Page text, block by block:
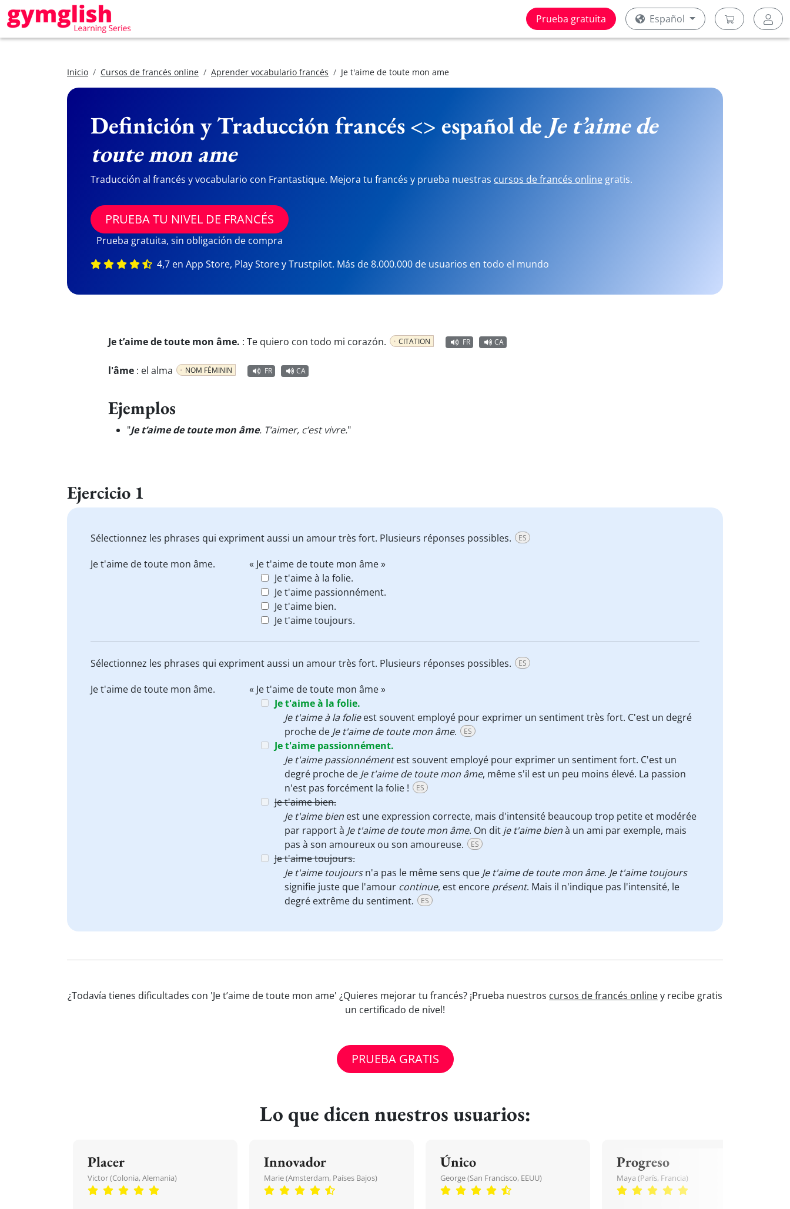
Prueba gratuita Español
Inicio Cursos de francés online Aprender vocabulario francés Je t'aime de toute mon ame
Definición y Traducción francés <> español de Je t’aime de
toute mon ame
Traducción al francés y vocabulario con Frantastique. Mejora tu francés y prueba nuestras cursos de francés online gratis.
PRUEBA TU NIVEL DE FRANCÉS
Prueba gratuita, sin obligación de compra
4,7 en App Store, Play Store y Trustpilot. Más de 8.000.000 de usuarios en todo el mundo
Je t’aime de toute mon âme. : Te quiero con todo mi corazón. CITATION FR CA
l'âme : el alma NOM FÉMININ FR CA
Ejemplos
"Je t’aime de toute mon âme. T’aimer, c’est vivre."
Ejercicio 1
Sélectionnez les phrases qui expriment aussi un amour très fort. Plusieurs réponses possibles. ES
Je t'aime de toute mon âme.
« Je t'aime de toute mon âme »
Je t'aime à la folie.
Je t'aime passionnément.
Je t'aime bien.
Je t'aime toujours.
Sélectionnez les phrases qui expriment aussi un amour très fort. Plusieurs réponses possibles. ES
Je t'aime de toute mon âme.
« Je t'aime de toute mon âme »
Je t'aime à la folie.
Je t'aime à la folieest souvent employé pour exprimer un sentiment très fort. C'est un degré
proche de Je t'aime de toute mon âme. ES
Je t'aime passionnément.
Je t'aime passionnémentest souvent employé pour exprimer un sentiment fort. C'est un
degré proche de Je t'aime de toute mon âme, même s'il est un peu moins élevé. La passion
n'est pas forcément la folie !
ES
Je t'aime bien.
Je t'aime bien est une expression correcte, mais d'intensité beaucoup trop petite et modérée
par rapport à Je t'aime de toute mon âme. On dit je t'aime bienà un ami par exemple, mais
pas à son amoureux ou son amoureuse.
ES
Je t'aime toujours.
Je t'aime toujoursn'a pas le même sens que Je t'aime de toute mon âme. Je t'aime toujours
signifie juste que l'amour continue, est encore présent. Mais il n'indique pas l'intensité, le
degré extrême du sentiment.
ES
¿Todavía tienes dificultades con 'Je t’aime de toute mon ame' ¿Quieres mejorar tu francés? ¡Prueba nuestros cursos de francés onliney recibe gratis
un certificado de nivel!
PRUEBA GRATIS
Lo que dicen nuestros usuarios:
Placer
Victor (Colonia, Alemania)
Innovador
Marie (Amsterdam, Países Bajos)
Único
George (San Francisco, EEUU)
Progreso
Maya (París, Francia)